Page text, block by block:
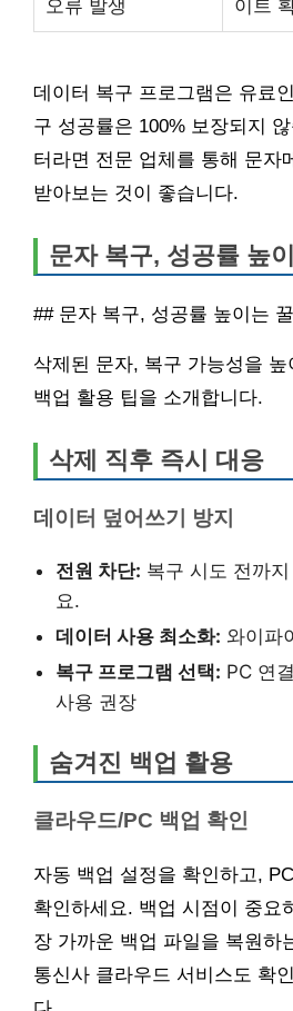
오류 발생 이트
데이터 복구 프로그램은 유료
구 성공률은 100% 보장되지
터라면 전문 업체를 통해 문자
받아보는 것이 좋습니다.
문자 복구, 성공률 높
## 문자 복구, 성공률 높이는
삭제된 문자, 복구 가능성을 높
백업 활용 팁을 소개합니다.
삭제 직후 즉시 대응
데이터 덮어쓰기 방지
전원 차단: 복구 시도 전까
요.
데이터 사용 최소화: 와이파
복구 프로그램 선택: PC 연
사용 권장
숨겨진 백업 활용
클라우드/PC 백업 확인
자동 백업 설정을 확인하고,
확인하세요. 백업 시점이 중요
장 가까운 백업 파일을 복원하
통신사 클라우드 서비스도 확